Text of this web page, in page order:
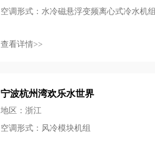
空调形式：水冷磁悬浮变频离心式冷水机组
查看详情>>
宁波杭州湾欢乐水世界
地区：浙江
空调形式：风冷模块机组